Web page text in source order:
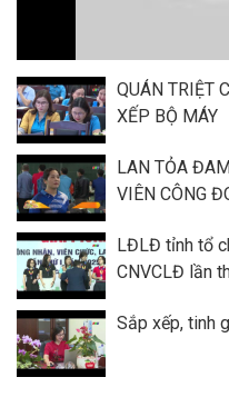
QUÁN TRIỆT
XẾP BỘ MÁY
LAN TỎA
VIÊN CÔNG
LĐLĐ tỉnh tổ
CNVCLĐ lần
Sắp xếp, tinh